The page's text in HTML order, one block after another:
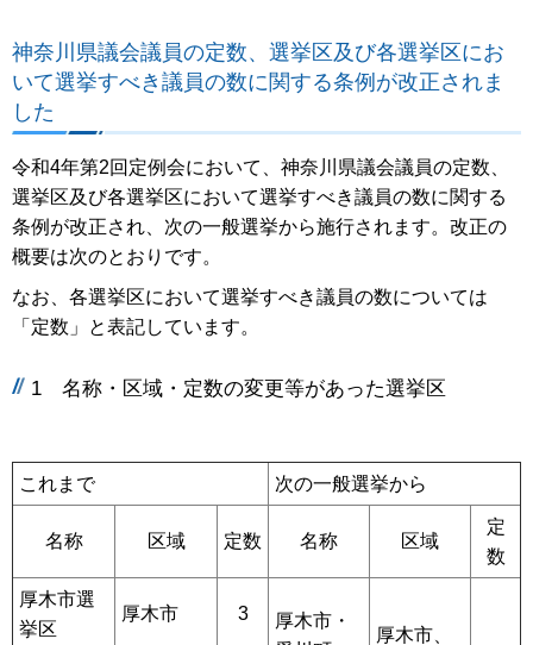
神奈川県議会議員の定数、選挙区及び各選挙区にお
いて選挙すべき議員の数に関する条例が改正されま
した
令和4年第2回定例会において、神奈川県議会議員の定数、
選挙区及び各選挙区において選挙すべき議員の数に関する
条例が改正され、次の一般選挙から施行されます。改正の
概要は次のとおりです。
なお、各選挙区において選挙すべき議員の数については
「定数」と表記しています。
1 名称・区域・定数の変更等があった選挙区
これまで 次の一般選挙から
名称 区域 定数 名称 区域
定
数
厚木市選
挙区
厚木市 3
厚木市・
厚木市、